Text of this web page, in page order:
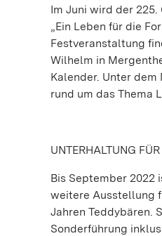
Im Juni wird der
„Ein Leben für die
Festveranstaltung
Wilhelm in
Kalender. Unter
rund um das Thema
UNTERHALTUNG
Bis September 2022
weitere Ausstellung
Jahren Teddybären.
Sonderführung